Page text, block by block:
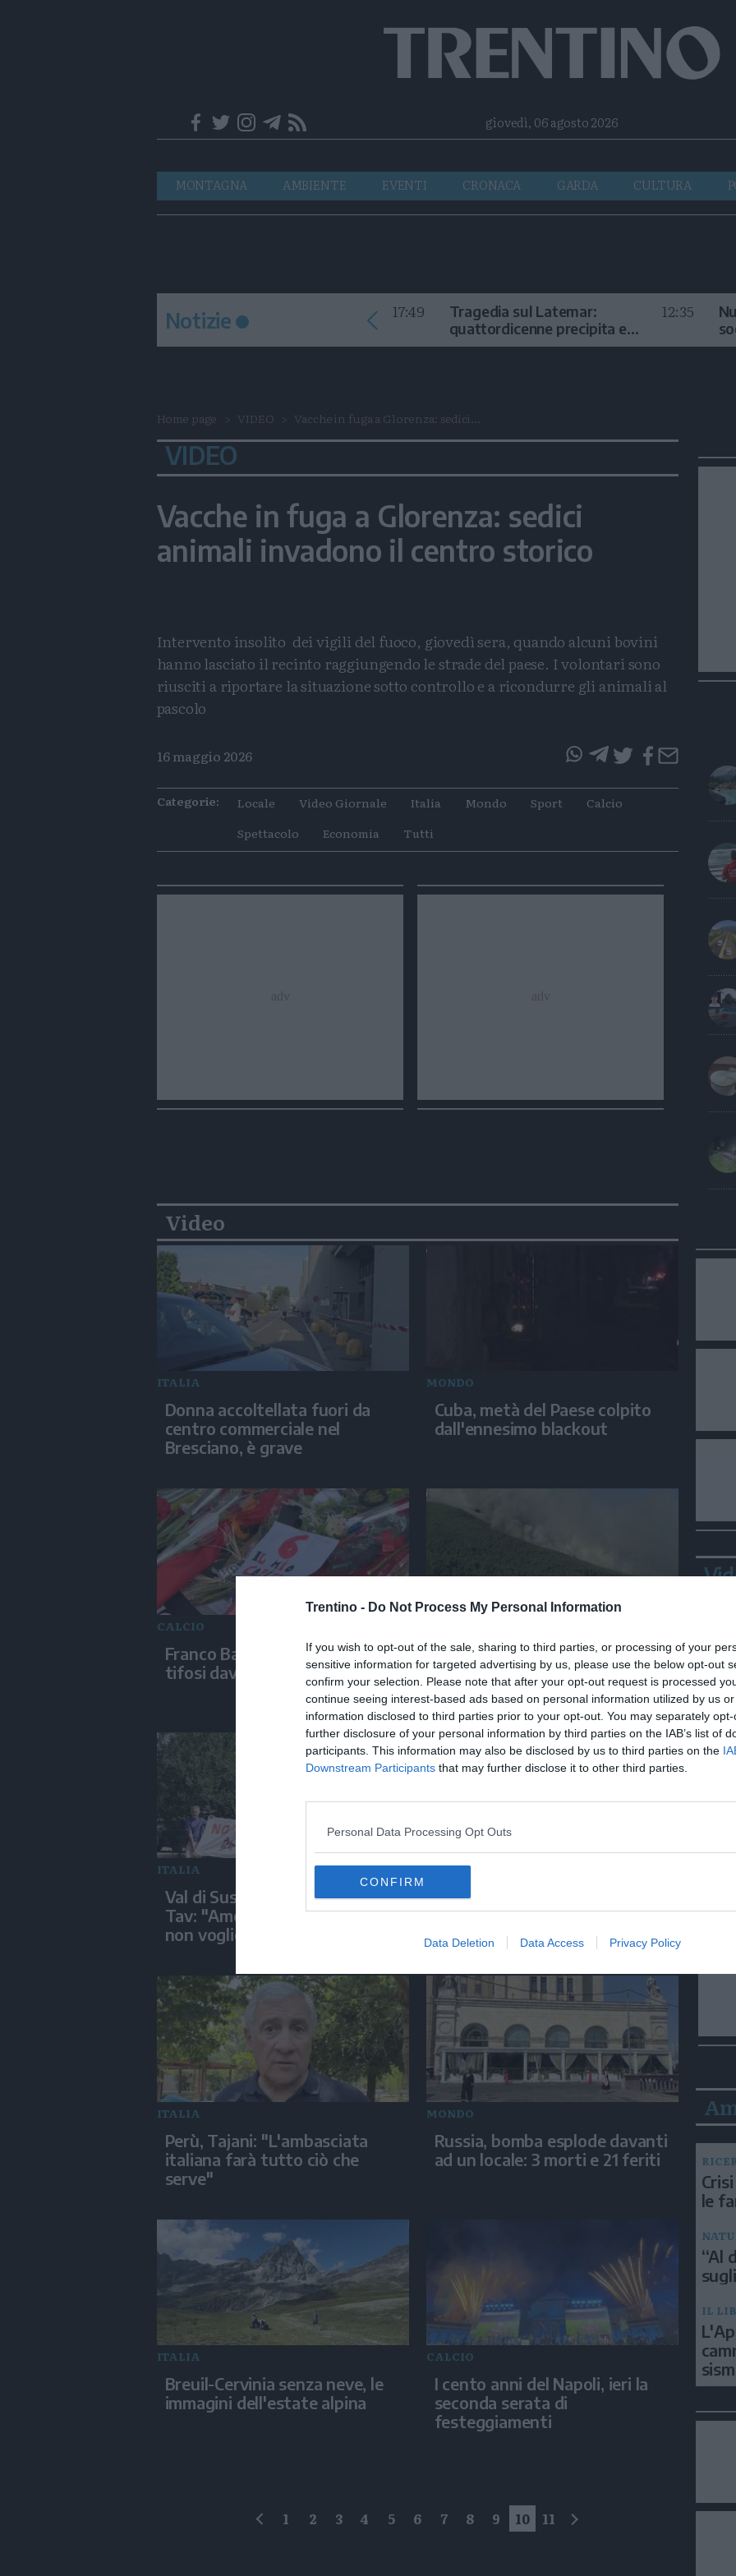
Trentino - Do Not Process My Personal Information
If you wish to opt-out of the sale, sharing to third parties, or processing of your
sensitive information for targeted advertising by us, please use the below opt-out
confirm your selection. Please note that after your opt-out request is processed
continue seeing interest-based ads based on personal information utilized by us
information disclosed to third parties prior to your opt-out. You may separately
further disclosure of your personal information by third parties on the IAB’s list of
participants. This information may also be disclosed by us to third parties on the
Downstream Participants that may further disclose it to other third parties.
Personal Data Processing Opt Outs
CONFIRM
Data Deletion Data Access Privacy Policy
Telegram
RSSgiovedì, 06 agosto 2026
Navigazione
principale
MONTAGNA AMBIENTE EVENTI CRONACA GARDA CULTURA
Notizie 17:49
Tragedia sul Latemar:
quattordicenne precipita e
muore
12:35
Home page VIDEO Vacche in fuga a Glorenza: sedici...
VIDEO
Vacche in fuga a Glorenza: sedici
animali invadono il centro storico
Intervento insolito dei vigili del fuoco, giovedì sera, quando alcuni bovini
hanno lasciato il recinto raggiungendo le strade del paese. I volontari sono
riusciti a riportare la situazione sotto controllo e a ricondurre gli animali al
pascolo
16 maggio 2026
articoloarticolo
Categorie: Locale Video Giornale Italia Mondo Sport
Calcio
Spettacolo
Economia Tutti
Video
ITALIA
Donna accoltellata fuori da
centro commerciale nel
Bresciano, è grave
MONDO
Cuba, metà del Paese colpito
dall'ennesimo blackout
CALCIO
Franco Baresi, l'omaggio dei
tifosi davanti a Casa Milan
Grecia, continua la battaglia
contro i roghi sulle colline di
Porto Germeno
ITALIA
Val di Susa, un militante no
Tav: "Amo questo territorio e
non voglio sia devastato"
MONDO
Indonesia, incendio su un
traghetto: 5 morti e decine di
dispersi
ITALIA
Perù, Tajani: "L'ambasciata
italiana farà tutto ciò che
serve"
MONDO
Russia, bomba esplode davanti
ad un locale: 3 morti e 21 feriti
ITALIA
Breuil-Cervinia senza neve, le
immagini dell'estate alpina
CALCIO
I cento anni del Napoli, ieri la
seconda serata di
festeggiamenti
1 2 3 4 5 6 7 8 9 10 11
le
“Al
IL